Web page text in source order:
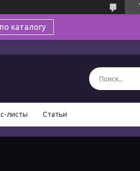
каталогу
листы Статьи